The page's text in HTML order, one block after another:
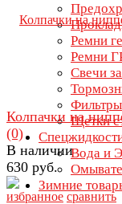
Ремни
Ремни
Свечи
Фильтры
Щетки
Вода и
Зимние
избранное сравнить
Колпачки на
(0)
В наличии
630 руб.